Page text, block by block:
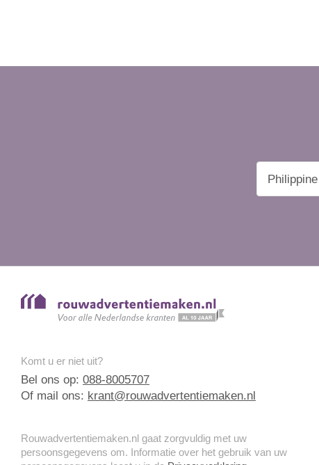
Komt u er niet uit?
Bel ons op: 088-8005707
Of mail ons: krant@rouwadvertentiemaken.nl
Rouwadvertentiemaken.nl gaat zorgvuldig met uw
persoonsgegevens om. Informatie over het gebruik van uw